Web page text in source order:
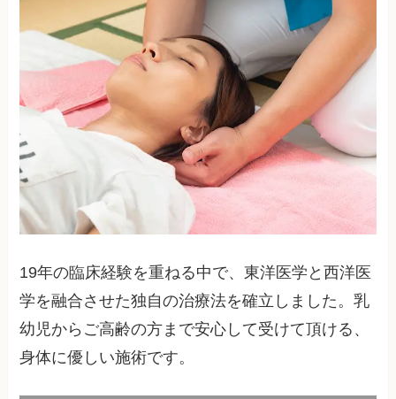
19年の臨床経験を重ねる中で、東洋医学と西洋医
学を融合させた独自の治療法を確立しました。乳
幼児からご高齢の方まで安心して受けて頂ける、
身体に優しい施術です。